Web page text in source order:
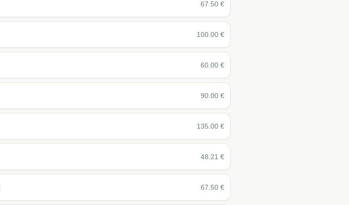
67.50 €
100.00 €
60.00 €
90.00 €
135.00 €
48.21 €
67.50 €